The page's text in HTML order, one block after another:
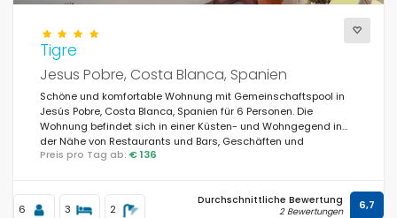
Tigre
Jesus Pobre, Costa Blanca, Spanien
Schöne und komfortable Wohnung mit Gemeinschaftspool in
Jesús Pobre, Costa Blanca, Spanien für 6 Personen. Die
Wohnung befindet sich in einer Küsten- und Wohngegend in
der Nähe von Restaurants und Bars, Geschäften und
Supermärkten.
Preis pro Tag ab: € 136
6 3 2
Durchschnittliche Bewertung
2 Bewertungen 6,7